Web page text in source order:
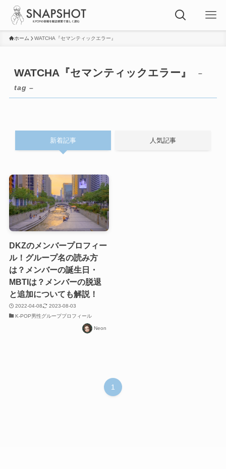
ホーム WATCHA『セマンティックエラー』
WATCHA『セマンティックエラー』
–
tag –
新着記事 人気記事
DKZのメンバープロフィー
ル！グループ名の読み方
は？メンバーの誕生日・
MBTIは？メンバーの脱退
と追加についても解説！
2022-04-08
2023-08-03
K-POP男性グループプロフィール
Neon
1